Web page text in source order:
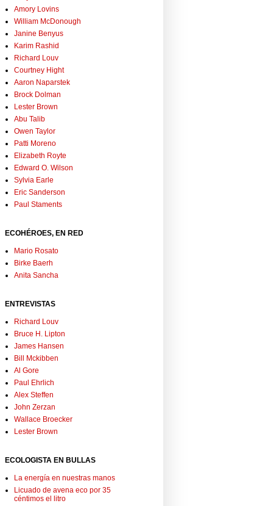
Amory Lovins
William McDonough
Janine Benyus
Karim Rashid
Richard Louv
Courtney Hight
Aaron Naparstek
Brock Dolman
Lester Brown
Abu Talib
Owen Taylor
Patti Moreno
Elizabeth Royte
Edward O. Wilson
Sylvia Earle
Eric Sanderson
Paul Staments
ECOHÉROES, EN RED
Mario Rosato
Birke Baerh
Anita Sancha
ENTREVISTAS
Richard Louv
Bruce H. Lipton
James Hansen
Bill Mckibben
Al Gore
Paul Ehrlich
Alex Steffen
John Zerzan
Wallace Broecker
Lester Brown
ECOLOGISTA EN BULLAS
La energía en nuestras manos
Licuado de avena eco por 35
céntimos el litro